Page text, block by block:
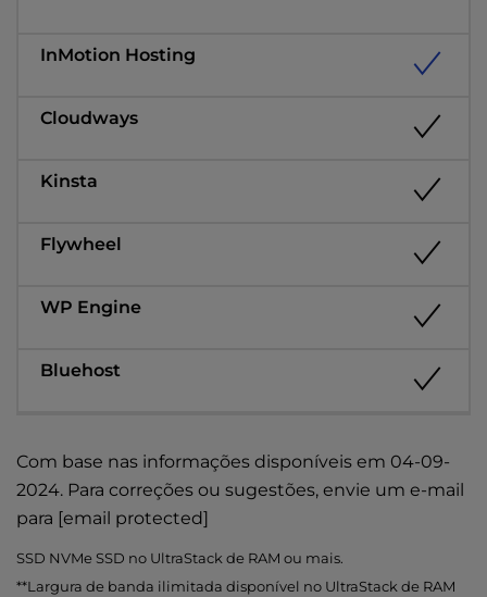
Com base nas informações disponíveis em 04-09-
2024. Para correções ou sugestões, envie um e-mail
para [email protected]
SSD NVMe SSD no UltraStack de RAM ou mais.
**Largura de banda ilimitada disponível no UltraStack de RAM